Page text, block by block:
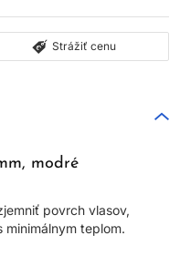
Strážiť cenu
modré
povrch vlasov,
teplom.